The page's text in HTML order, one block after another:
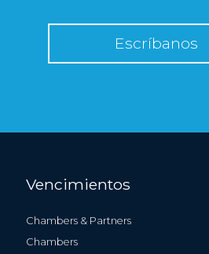
Escríbanos
Vencimientos
Chambers & Partners
Chambers